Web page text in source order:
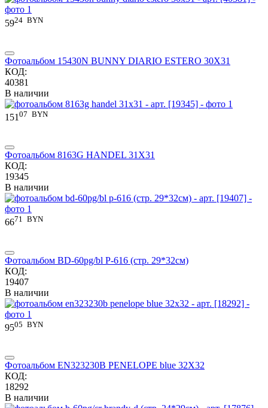
5924 BYN
Фотоальбом 15430N BUNNY DIARIO ESTERO 30X31
КОД:
40381
В наличии
151 07 BYN
Фотоальбом 8163G HANDEL 31X31
КОД:
19345
В наличии
6671 BYN
Фотоальбом BD-60pg/bl P-616 (стр. 29*32см)
КОД:
19407
В наличии
9505 BYN
Фотоальбом EN323230B PENELOPE blue 32X32
КОД:
18292
В наличии